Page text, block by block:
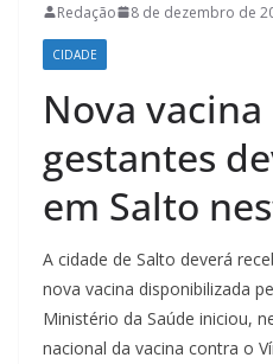
Redação 8 de dezembro de
CIDADE
Nova
gestantes
em Salto
A cidade de Salto deverá
nova vacina disponibilizada
Ministério da Saúde iniciou,
nacional da vacina contra o